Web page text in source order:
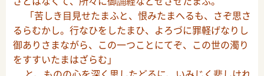
「苦しき目見せたまふと、恨みたまへるも、さぞ思さ
るらむかし。行なひをしたまひ、よろづに罪軽げなりし
御ありさまながら、この一つことにてぞ、この世の濁り
をすすいたまはざらむ」